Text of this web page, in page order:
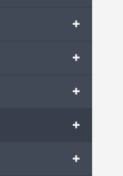
+
+
+
+
+